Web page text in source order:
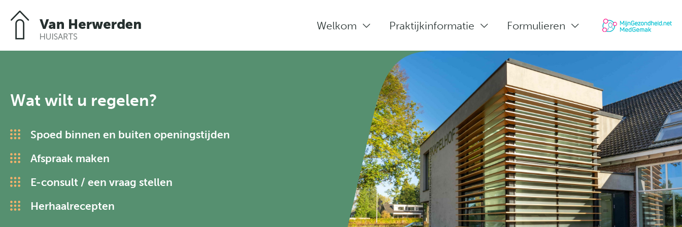
Sluiten
Welkom Praktijkinformatie Formulieren
Wat wilt u regelen?
Spoed binnen en buiten openingstijden
Afspraak maken
E-consult / een vraag stellen
Herhaalrecepten